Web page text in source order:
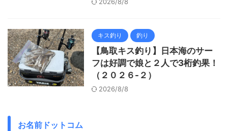
キス釣り 釣り
【鳥取キス釣り】日本海のサー
フは好調で娘と２人で3桁釣果！
（２０２６-２）
2026/8/8
お名前ドットコム